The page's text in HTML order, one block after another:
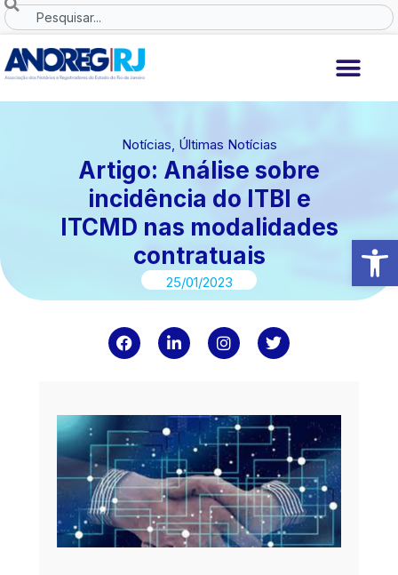
Abrir
Ir
o
Search
Notícias, Últimas Notícias
Artigo: Análise sobre
incidência do ITBI e
ITCMD nas modalidades
contratuais
25/01/2023
F
a
o
o
k
L
i
d
i
n
I
n
g
r
a
m
T
w
e
r